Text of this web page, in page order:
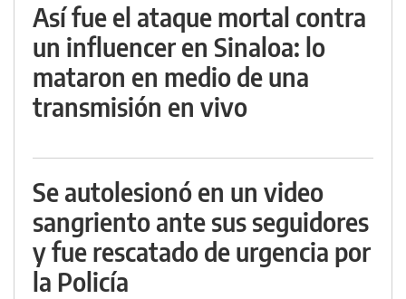
Así fue el ataque mortal contra
un influencer en Sinaloa: lo
mataron en medio de una
transmisión en vivo
Se autolesionó en un video
sangriento ante sus seguidores
y fue rescatado de urgencia por
la Policía